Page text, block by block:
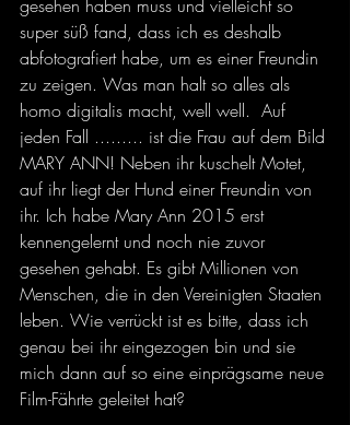
gesehen haben muss und vielleicht so
super süß fand, dass ich es deshalb
abfotografiert habe, um es einer Freundin
zu zeigen. Was man halt so alles als
homo digitalis macht, well well.  Auf
jeden Fall ......... ist die Frau auf dem Bild
MARY ANN! Neben ihr kuschelt Motet,
auf ihr liegt der Hund einer Freundin von
ihr. Ich habe Mary Ann 2015 erst
kennengelernt und noch nie zuvor
gesehen gehabt. Es gibt Millionen von
Menschen, die in den Vereinigten Staaten
leben. Wie verrückt ist es bitte, dass ich
genau bei ihr eingezogen bin und sie
mich dann auf so eine einprägsame neue
Film-Fährte geleitet hat?